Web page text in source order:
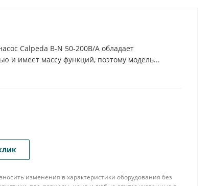
Calpeda B-N 50-200B/A обладает
и имеет массу функций, поэтому модель...
изменения в характеристики оборудования без